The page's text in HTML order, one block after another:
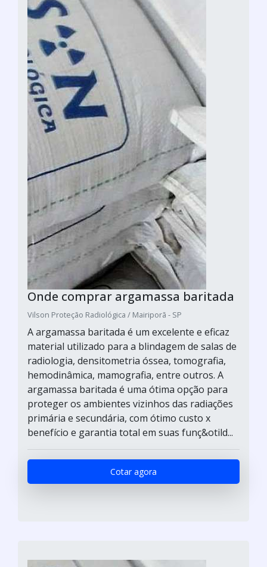
Onde comprar argamassa baritada
Vilson Proteção Radiológica / Mairiporã - SP
A argamassa baritada é um excelente e eficaz
material utilizado para a blindagem de salas de
radiologia, densitometria óssea, tomografia,
hemodinâmica, mamografia, entre outros. A
argamassa baritada é uma ótima opção para
proteger os ambientes vizinhos das radiações
primária e secundária, com ótimo custo x
benefício e garantia total em suas funç&otild...
Cotar agora